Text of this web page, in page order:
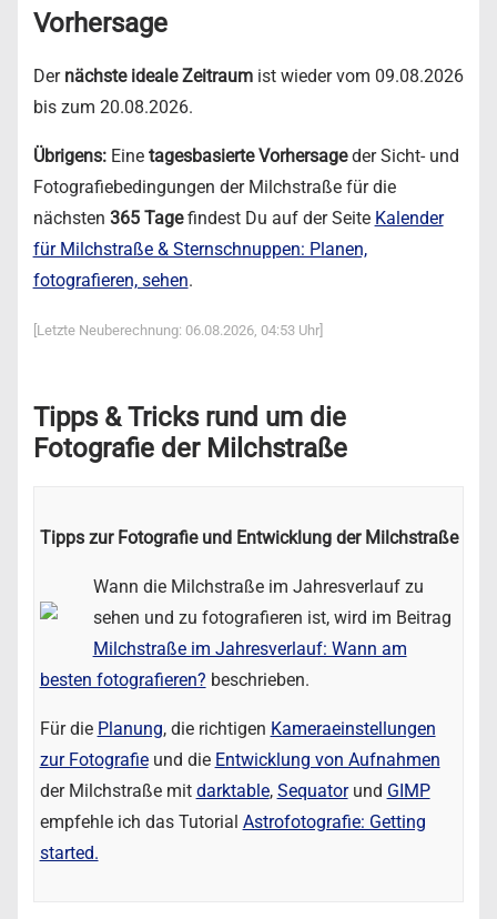
Vorhersage
Der nächste ideale Zeitraumist wieder vom 09.08.2026
bis zum 20.08.2026.
Übrigens:Eine tagesbasierte Vorhersageder Sicht- und
Fotografiebedingungen der Milchstraße für die
nächsten 365 Tagefindest Du auf der Seite Kalender
für Milchstraße & Sternschnuppen: Planen,
fotografieren, sehen.
[Letzte Neuberechnung: 06.08.2026, 04:53 Uhr]
Tipps & Tricks rund um die
Fotografie der Milchstraße
Tipps zur Fotografie und Entwicklung der Milchstraße
Wann die Milchstraße im Jahresverlauf zu
sehen und zu fotografieren ist, wird im Beitrag
Milchstraße im Jahresverlauf: Wann am
besten fotografieren? beschrieben.
Für die Planung, die richtigen Kameraeinstellungen
zur Fotografieund die Entwicklung von Aufnahmen
der Milchstraße mit darktable, Sequatorund GIMP
empfehle ich das Tutorial Astrofotografie: Getting
started.